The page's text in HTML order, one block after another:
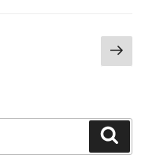
次
の
ジ